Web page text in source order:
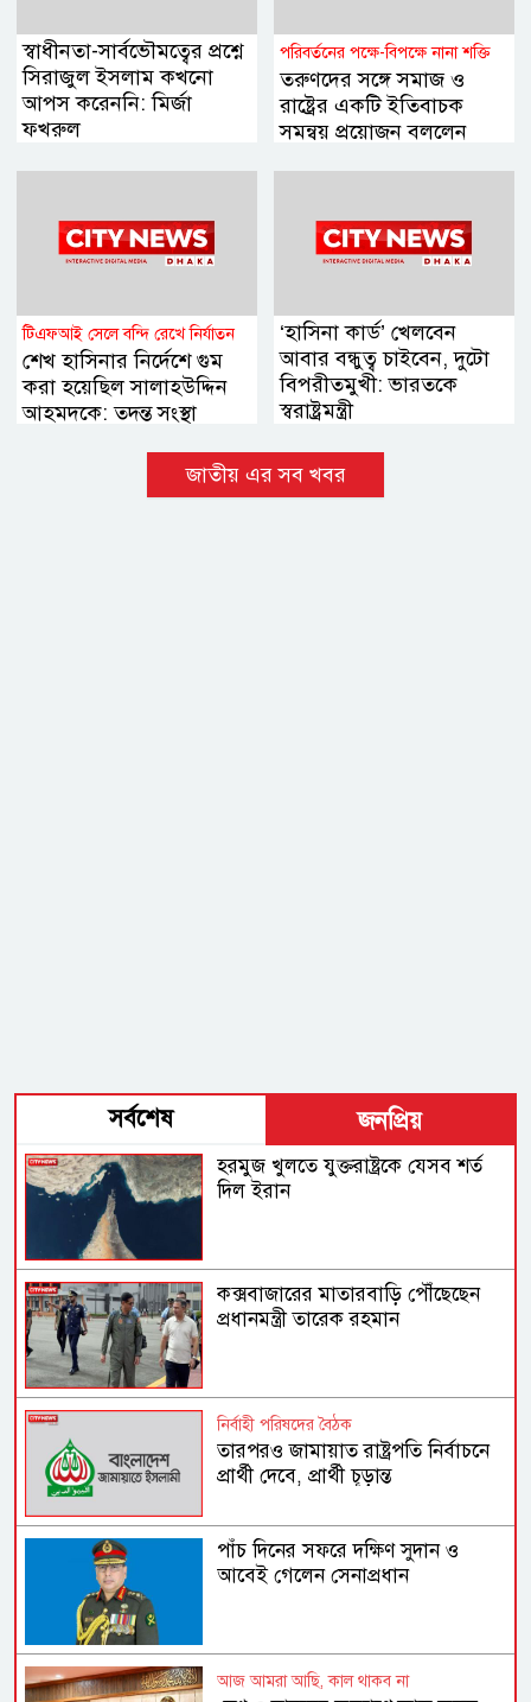
স্বাধীনতা-সার্বভৌমত্বের প্রশ্নে
সিরাজুল ইসলাম কখনো
আপস করেননি: মির্জা
ফখরুল
পরিবর্তনের পক্ষে-বিপক্ষে নানা শক্তি
তরুণদের সঙ্গে সমাজ ও
রাষ্ট্রের একটি ইতিবাচক
সমন্বয় প্রয়োজন বললেন
টিএফআই সেলে বন্দি রেখে নির্যাতন
শেখ হাসিনার নির্দেশে গুম
করা হয়েছিল সালাহউদ্দিন
আহমদকে: তদন্ত সংস্থা
‘হাসিনা কার্ড’ খেলবেন
আবার বন্ধুত্ব চাইবেন, দুটো
বিপরীতমুখী: ভারতকে
স্বরাষ্ট্রমন্ত্রী
জাতীয় এর সব খবর
সর্বশেষ জনপ্রিয়
হরমুজ খুলতে যুক্তরাষ্ট্রকে যেসব শর্ত
দিল ইরান
কক্সবাজারের মাতারবাড়ি পৌঁছেছেন
প্রধানমন্ত্রী তারেক রহমান
নির্বাহী পরিষদের বৈঠক
তারপরও জামায়াত রাষ্ট্রপতি নির্বাচনে
প্রার্থী দেবে, প্রার্থী চূড়ান্ত
পাঁচ দিনের সফরে দক্ষিণ সুদান ও
আবেই গেলেন সেনাপ্রধান
আজ আমরা আছি, কাল থাকব না